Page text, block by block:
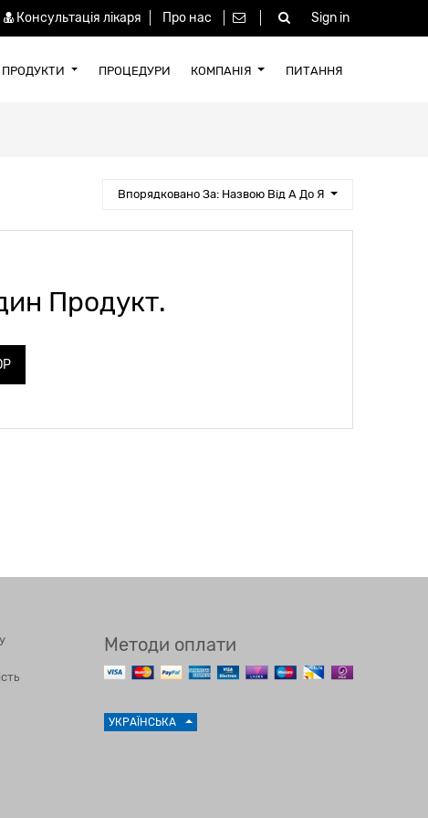
Консультація лікаря Про нас Sign in
ПРОДУКТИ ПРОЦЕДУРИ КОМПАНІЯ ПИТАННЯ
Впорядковано За: Назвою Від А До Я
Продукт.
Методи оплати
УКРАЇНСЬКА